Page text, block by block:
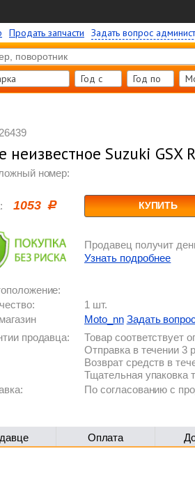
Продать запчасти Задать вопрос
Год c Год по
неизвестное Suzuki GSX
номер:
1053 КУПИТЬ
Продавец получит
Узнать подробнее
1 шт.
Moto_nn Задать вопрос
продавца:
Товар соответствует
Отправка в течении 3
Возврат средств в
Тщательная упаковка
По согласованию с
Оплата